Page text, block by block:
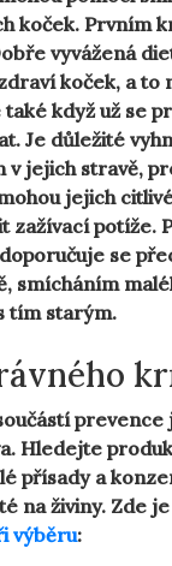
koček. Prvním
vyvážená
koček, a to
když už se
Je důležité
v jejich stravě,
jejich
zažívací potíže.
se
smícháním
tím starým.
prevence
Hledejte
přísady a
na živiny. Zde
výběru: